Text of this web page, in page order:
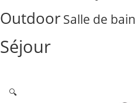
OutdoorSalle de bain
Séjour
🔍